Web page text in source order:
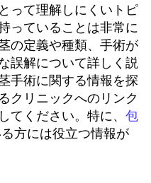
って理解しにくいトピ
っていることは非常に
の定義や種類、手術が
誤解について詳しく説
手術に関する情報を探
クリニックへのリンク
てください。特に、 包
方には役立つ情報が